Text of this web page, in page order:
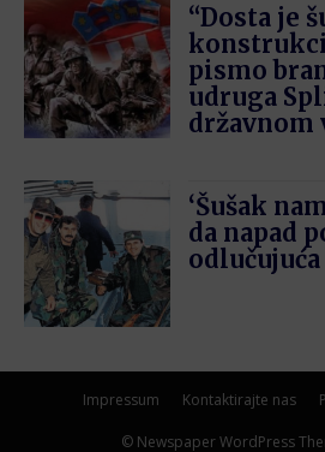
“Dosta je
pismo
udruga
državnom
‘Šušak
da napad
odlučujuća
Impressum Kontaktirajte nas
© Newspaper WordPress